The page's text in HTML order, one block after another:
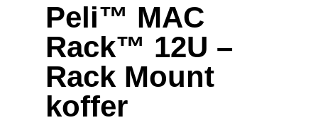
Peli™ MAC
Rack™ 12U –
Rack Mount
koffer